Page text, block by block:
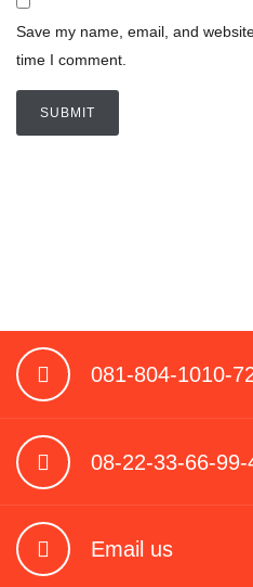
Save my name, email, and
time I comment.
081-804-1010-
08-22-33-66-99-
Email us